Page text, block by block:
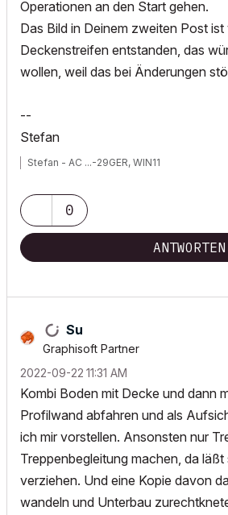
Operationen an den Start gehen.
Das Bild in Deinem zweiten Post
Deckenstreifen entstanden, das
wollen, weil das bei Änderungen
--
Stefan
Stefan - AC ...-29GER, WIN11
0
ANTWORTEN
Su
Graphisoft Partner
‎2022-09-22 11:31 AM
Kombi Boden mit Decke und dann
Profilwand abfahren und als
ich mir vorstellen. Ansonsten nur
Treppenbegleitung machen, da
verziehen. Und eine Kopie davon
wandeln und Unterbau